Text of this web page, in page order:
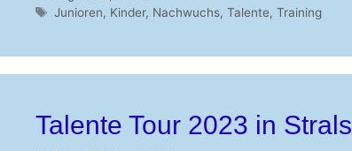
Schlagwörter
Junioren, Kinder, Nachwuchs,Talente,Training
Talente Tour 2023 in